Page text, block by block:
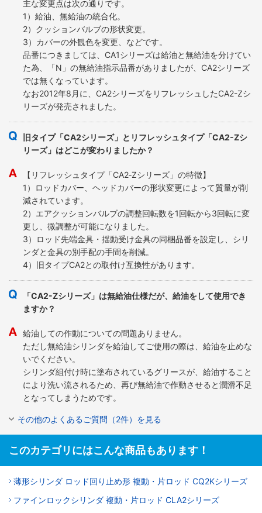
主な変更点は次の通りです。
1）給油、無給油の統合化。
2）クッションバルブの形状変更。
3）カバーの外観色を変更、などです。
品番につきましては、CA1シリーズは給油と無給油を分けてい
た為、「N」の無給油指示品番がありましたが、CA2シリーズ
では無くなっています。
なお2012年8月に、CA2シリーズをリフレッシュしたCA2-Zシ
リーズが発売されました。
旧タイプ「CA2シリーズ」とリフレッシュタイプ「CA2-Zシ
リーズ」はどこが変わりましたか？
【リフレッシュタイプ「CA2‐Zシリーズ」の特徴】
1）ロッドカバー、ヘッドカバーの形状変更によって質量が削
減されています。
2）エアクッションバルブの調整回転数を1回転から3回転に変
更し、微調整が可能になりました。
3）ロッド先端金具・揺動受け金具の同梱品番を設定し、シリ
ンダと金具の別手配の手間を削減。
4）旧タイプCA2との取付け互換性があります。
「CA2-Zシリーズ」は無給油仕様だが、給油をして使用でき
ますか？
給油しての作動についての問題ありません。
ただし無給油シリンダを給油してご使用の際は、給油を止めな
いでください。
シリンダ組付け時に塗布されているグリースが、給油すること
により洗い流されるため、再び無給油で作動させると潤滑不足
となってしまうためです。
その他のよくあるご質問（2件）を見る
このカテゴリにはこんな商品もあります！
薄形シリンダ ロッド回り止め形 複動・片ロッド CQ2Kシリーズ
ファインロックシリンダ 複動・片ロッド CLA2シリーズ